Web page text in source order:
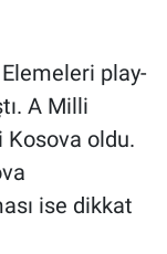
play-
A Milli
Kosova oldu.
ise dikkat